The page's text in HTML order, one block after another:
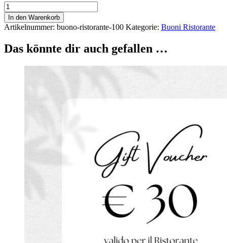
Restaurantgutschein
–
100
€
In den Warenkorb
Artikelnummer: buono-ristorante-100 Kategorie: Buoni Ristorante
Das könnte dir auch gefallen …